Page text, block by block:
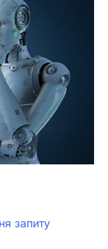
запиту